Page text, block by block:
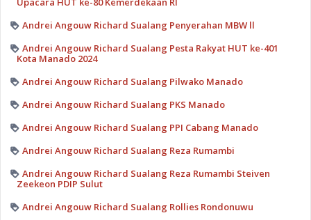
Andrei Angouw Richard Sualang Penyerahan MBW ll
Andrei Angouw Richard Sualang Pesta Rakyat HUT ke-401
Kota Manado 2024
Andrei Angouw Richard Sualang Pilwako Manado
Andrei Angouw Richard Sualang PKS Manado
Andrei Angouw Richard Sualang PPI Cabang Manado
Andrei Angouw Richard Sualang Reza Rumambi
Andrei Angouw Richard Sualang Reza Rumambi Steiven
Zeekeon PDIP Sulut
Andrei Angouw Richard Sualang Rollies Rondonuwu